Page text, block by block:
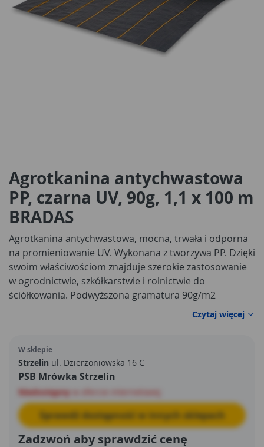
Agrotkanina antychwastowa
PP, czarna UV, 90g, 1,1 x 100 m
BRADAS
Agrotkanina antychwastowa, mocna, trwała i odporna
na promieniowanie UV. Wykonana z tworzywa PP. Dzięki
swoim właściwościom znajduje szerokie zastosowanie
w ogrodnictwie, szkółkarstwie i rolnictwie do
ściółkowania. Podwyższona gramatura 90g/m2
Czytaj więcej
W sklepie
Strzelin ul. Dzierżoniowska 16 C
PSB Mrówka Strzelin
Niedostępny
Sprawdź dostępność w innych sklepach
Zadzwoń aby sprawdzić cenę